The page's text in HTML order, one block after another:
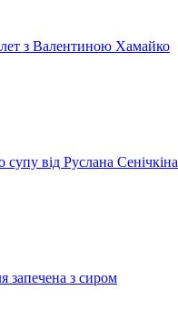
з Валентиною Хамайко
від Руслана Сенічкіна
з сиром